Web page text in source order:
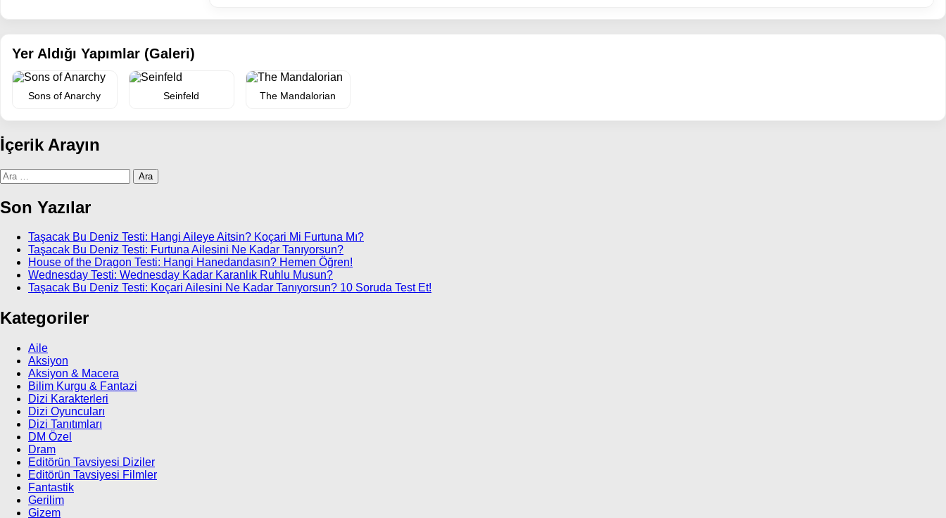
Yer Aldığı Yapımlar (Galeri)
Sons of Anarchy Seinfeld The Mandalorian
İçerik Arayın
Arama:
Son Yazılar
Taşacak Bu Deniz Testi: Hangi Aileye Aitsin? Koçari Mi Furtuna Mı?
Taşacak Bu Deniz Testi: Furtuna Ailesini Ne Kadar Tanıyorsun?
House of the Dragon Testi: Hangi Hanedandasın? Hemen Öğren!
Wednesday Testi: Wednesday Kadar Karanlık Ruhlu Musun?
Taşacak Bu Deniz Testi: Koçari Ailesini Ne Kadar Tanıyorsun? 10 Soruda Test Et!
Kategoriler
Aile
Aksiyon
Aksiyon & Macera
Bilim Kurgu & Fantazi
Dizi Karakterleri
Dizi Oyuncuları
Dizi Tanıtımları
DM Özel
Dram
Editörün Tavsiyesi Diziler
Editörün Tavsiyesi Filmler
Fantastik
Gerilim
Gizem